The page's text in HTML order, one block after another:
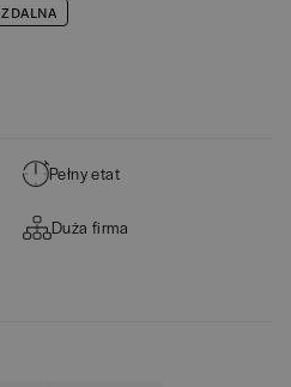
Pełny etat
Duża firma